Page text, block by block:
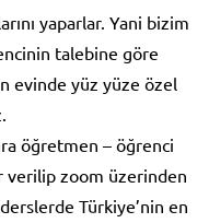
yaparlar. Yani bizim
talebine göre
evinde yüz yüze özel
öğretmen – öğrenci
verilip zoom üzerinden
Türkiye’nin en